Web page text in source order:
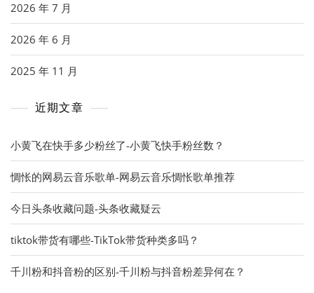
2026 年 7 月
2026 年 6 月
2025 年 11 月
近期文章
小黄飞在快手多少粉丝了-小黄飞快手粉丝数？
惆怅的网易云音乐歌单-网易云音乐惆怅歌单推荐
今日头条收藏问题-头条收藏疑云
tiktok带货有哪些-TikTok带货种类多吗？
千川粉和抖音粉的区别-千川粉与抖音粉差异何在？